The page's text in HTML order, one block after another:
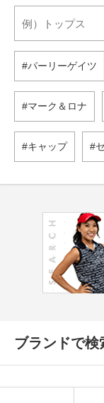
パーリーゲイツ
マーク＆ロナ
キャップ
ブランドで検